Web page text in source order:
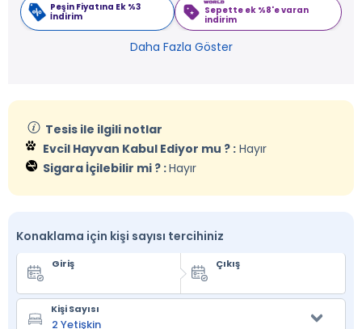
Peşin Fiyatına Ek %3
İndirim
Sepette ek %8'e varan
indirim
Daha Fazla Göster
Tesis ile ilgili notlar
Evcil Hayvan Kabul Ediyor mu ? : Hayır
Sigara İçilebilir mi ? :Hayır
Konaklama için kişi sayısı tercihiniz
Giriş Çıkış
Kişi Sayısı